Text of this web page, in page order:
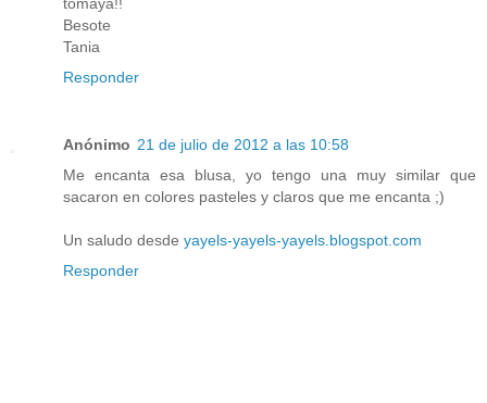
Besote
Tania
Responder
Anónimo 21 de julio de 2012 a las 10:58
Me encanta esa blusa, yo tengo una muy similar que
sacaron en colores pasteles y claros que me encanta ;)
Un saludo desde yayels-yayels-yayels.blogspot.com
Responder